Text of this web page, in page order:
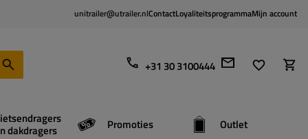
unitrailer@utrailer.nlContactLoyaliteitsprogrammaMijn account
+31 30 3100444
dakdragers Promoties Outlet